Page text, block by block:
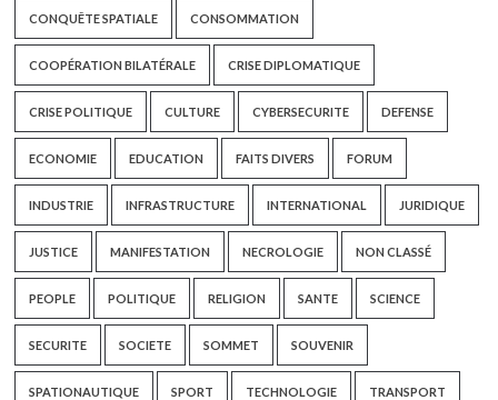
CONQUÊTE SPATIALE CONSOMMATION
COOPÉRATION BILATÉRALE CRISE DIPLOMATIQUE
CRISE POLITIQUE CULTURE CYBERSECURITE DEFENSE
ECONOMIE EDUCATION FAITS DIVERS FORUM
INDUSTRIE INFRASTRUCTURE INTERNATIONAL JURIDIQUE
JUSTICE MANIFESTATION NECROLOGIE NON CLASSÉ
PEOPLE POLITIQUE RELIGION SANTE SCIENCE
SECURITE SOCIETE SOMMET SOUVENIR
SPATIONAUTIQUE SPORT TECHNOLOGIE TRANSPORT